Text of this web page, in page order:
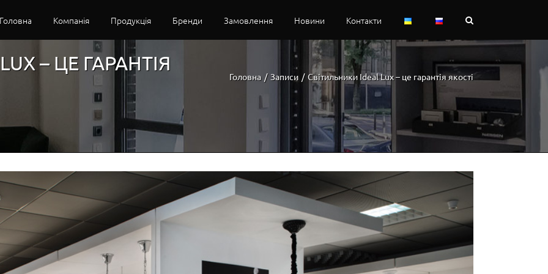
Головна Компанія Продукція Бренди Замовлення Новини Контакти
– ЦЕ ГАРАНТІЯ
Головна / Записи / Світильники Ideal Lux – це гарантія якості